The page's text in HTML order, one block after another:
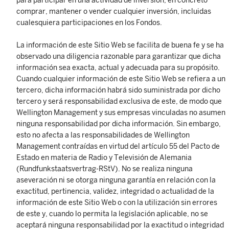
comprar, mantener o vender cualquier inversión, incluidas
cualesquiera participaciones en los Fondos.
La información de este Sitio Web se facilita de buena fe y se ha
observado una diligencia razonable para garantizar que dicha
información sea exacta, actual y adecuada para su propósito.
Cuando cualquier información de este Sitio Web se refiera a un
tercero, dicha información habrá sido suministrada por dicho
tercero y será responsabilidad exclusiva de este, de modo que
Wellington Management y sus empresas vinculadas no asumen
ninguna responsabilidad por dicha información. Sin embargo,
esto no afecta a las responsabilidades de Wellington
Management contraídas en virtud del artículo 55 del Pacto de
Estado en materia de Radio y Televisión de Alemania
(Rundfunkstaatsvertrag-RStV). No se realiza ninguna
aseveración ni se otorga ninguna garantía en relación con la
exactitud, pertinencia, validez, integridad o actualidad de la
información de este Sitio Web o con la utilización sin errores
de este y, cuando lo permita la legislación aplicable, no se
aceptará ninguna responsabilidad por la exactitud o integridad